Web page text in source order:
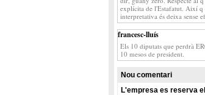
explícita de l'Estafatut. Així q
interpretativa és deixa sense
francesc-lluís
Els 10 diputats que perdrà
10 mesos de president.
Nou comentari
L'empresa es reserva